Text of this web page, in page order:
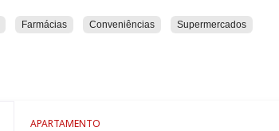
Farmácias Conveniências
Supermercados
APARTAMENTO